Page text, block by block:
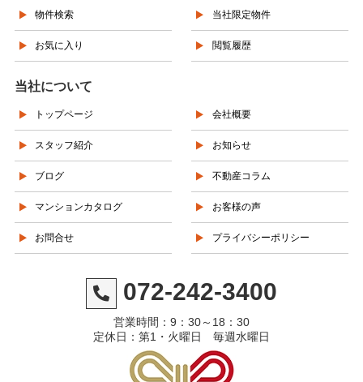
物件検索 当社限定物件
お気に入り 閲覧履歴
当社について
トップページ 会社概要
スタッフ紹介 お知らせ
ブログ 不動産コラム
マンションカタログ お客様の声
お問合せ プライバシーポリシー
072-242-3400
営業時間：9：30～18：30
定休日：第1・火曜日 毎週水曜日